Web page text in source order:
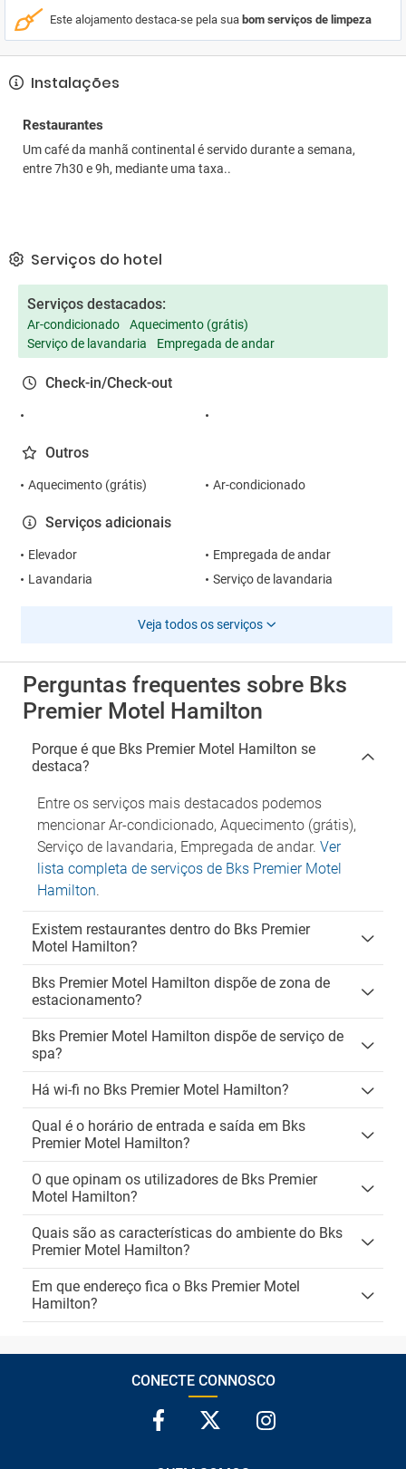
Este alojamento destaca-se pela sua bom serviços de limpeza
Instalações
Restaurantes
Um café da manhã continental é servido durante a semana,
entre 7h30 e 9h, mediante uma taxa..
Serviços do hotel
Serviços destacados:
Ar-condicionado
Aquecimento (grátis)
Serviço de lavandaria
Empregada de andar
Check-in/Check-out
Outros
Aquecimento (grátis) Ar-condicionado
Serviços adicionais
Elevador
Empregada de andar
Lavandaria
Serviço de lavandaria
Veja todos os serviços
Perguntas frequentes sobre Bks
Premier Motel Hamilton
Porque é que Bks Premier Motel Hamilton se
destaca?
Entre os serviços mais destacados podemos
mencionar Ar-condicionado, Aquecimento (grátis),
Serviço de lavandaria, Empregada de andar. Ver
lista completa de serviços de Bks Premier Motel
Hamilton.
Existem restaurantes dentro do Bks Premier
Motel Hamilton?
Bks Premier Motel Hamilton dispõe de zona de
estacionamento?
Bks Premier Motel Hamilton dispõe de serviço de
spa?
Há wi-fi no Bks Premier Motel Hamilton?
Qual é o horário de entrada e saída em Bks
Premier Motel Hamilton?
O que opinam os utilizadores de Bks Premier
Motel Hamilton?
Quais são as características do ambiente do Bks
Premier Motel Hamilton?
Em que endereço fica o Bks Premier Motel
Hamilton?
CONECTE CONNOSCO